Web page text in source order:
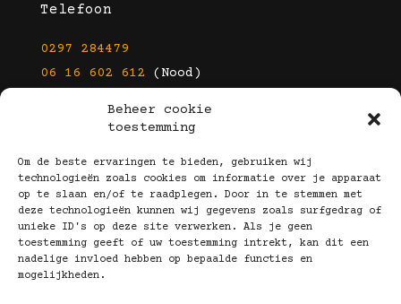
Beheer cookie
toestemming
Om de beste ervaringen te bieden, gebruiken wij
technologieën zoals cookies om informatie over je apparaat
op te slaan en/of te raadplegen. Door in te stemmen met
deze technologieën kunnen wij gegevens zoals surfgedrag of
unieke ID's op deze site verwerken. Als je geen
toestemming geeft of uw toestemming intrekt, kan dit een
nadelige invloed hebben op bepaalde functies en
mogelijkheden.
Telefoon
0297 284479
06 16 602 612 (Nood)
info@kootbrillen.nl
Volg Ons!